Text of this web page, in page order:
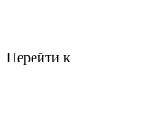
Перейти к